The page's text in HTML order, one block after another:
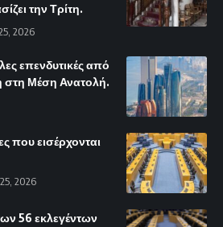
την Τρίτη.
2026
επενδυτικές από
στη Μέση Ανατολή.
που εισέρχονται
2026
56 εκλεγέντων